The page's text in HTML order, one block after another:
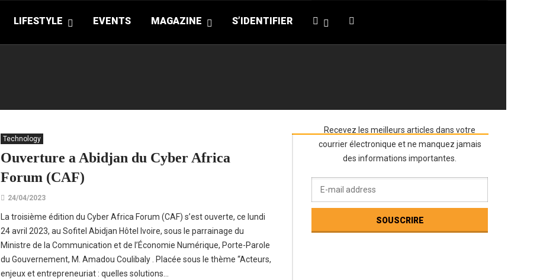
LIFESTYLE EVENTS MAGAZINE S’IDENTIFIER
Technology
Ouverture a Abidjan du Cyber Africa
Forum (CAF)
24/04/2023
La troisième édition du Cyber Africa Forum (CAF) s’est ouverte, ce lundi
24 avril 2023, au Sofitel Abidjan Hôtel Ivoire, sous le parrainage du
Ministre de la Communication et de l’Économie Numérique, Porte-Parole
du Gouvernement, M. Amadou Coulibaly . Placée sous le thème “Acteurs,
enjeux et entrepreneuriat : quelles solutions...
Recevez les meilleurs articles dans votre
courrier électronique et ne manquez jamais
des informations importantes.